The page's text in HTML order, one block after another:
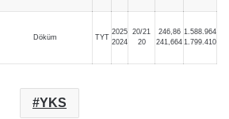
Döküm TYT
2025
2024
20/21
20
246,86
241,664
1.588.964
1.799.410
YKS